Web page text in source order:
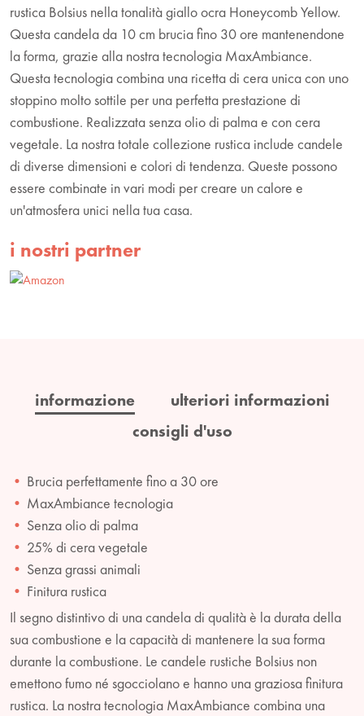
rustica Bolsius nella tonalità giallo ocra Honeycomb Yellow.
Questa candela da 10 cm brucia fino 30 ore mantenendone
la forma, grazie alla nostra tecnologia MaxAmbiance.
Questa tecnologia combina una ricetta di cera unica con uno
stoppino molto sottile per una perfetta prestazione di
combustione. Realizzata senza olio di palma e con cera
vegetale. La nostra totale collezione rustica include candele
di diverse dimensioni e colori di tendenza. Queste possono
essere combinate in vari modi per creare un calore e
un'atmosfera unici nella tua casa.
i nostri partner
informazione
ulteriori informazioni
consigli d'uso
Brucia perfettamente fino a 30 ore
MaxAmbiance tecnologia
Senza olio di palma
25% di cera vegetale
Senza grassi animali
Finitura rustica
Il segno distintivo di una candela di qualità è la durata della
sua combustione e la capacità di mantenere la sua forma
durante la combustione. Le candele rustiche Bolsius non
emettono fumo né sgocciolano e hanno una graziosa finitura
rustica. La nostra tecnologia MaxAmbiance combina una